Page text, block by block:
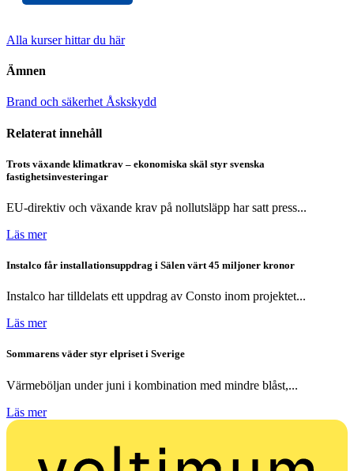
Alla kurser hittar du här
Ämnen
Brand och säkerhet Åskskydd
Relaterat innehåll
Trots växande klimatkrav – ekonomiska skäl styr svenska
fastighetsinvesteringar
EU-direktiv och växande krav på nollutsläpp har satt press...
Läs mer
Instalco får installationsuppdrag i Sälen värt 45 miljoner kronor
Instalco har tilldelats ett uppdrag av Consto inom projektet...
Läs mer
Sommarens väder styr elpriset i Sverige
Värmeböljan under juni i kombination med mindre blåst,...
Läs mer